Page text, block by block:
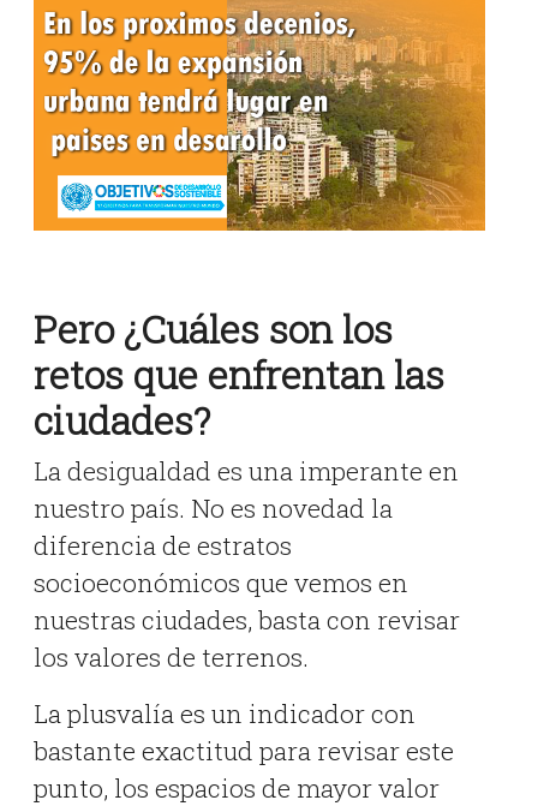
Pero ¿Cuáles son los
retos que enfrentan las
ciudades?
La desigualdad es una imperante en
nuestro país. No es novedad la
diferencia de estratos
socioeconómicos que vemos en
nuestras ciudades, basta con revisar
los valores de terrenos.
La plusvalía es un indicador con
bastante exactitud para revisar este
punto, los espacios de mayor valor